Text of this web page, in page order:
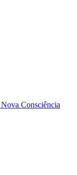
Consciência